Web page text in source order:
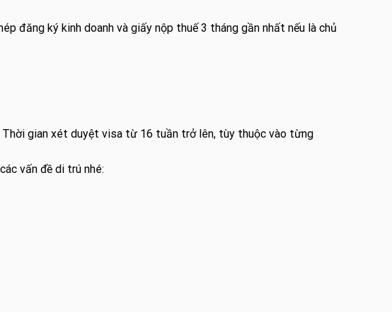
đăng ký kinh doanh và giấy nộp thuế 3 tháng gần nhất nếu là chủ
gian xét duyệt visa từ 16 tuần trở lên, tùy thuộc vào từng
vấn đề di trú nhé: